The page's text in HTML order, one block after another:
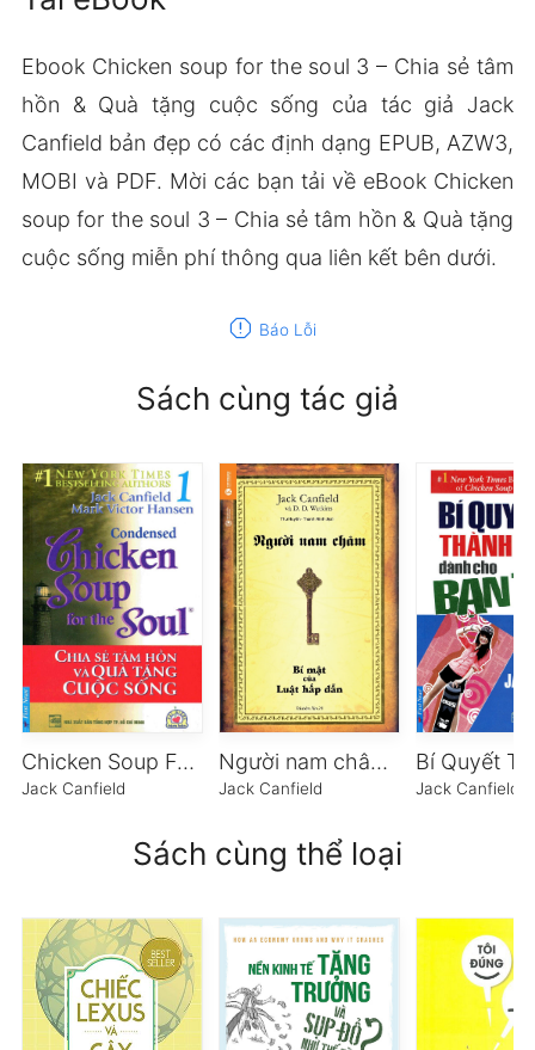
Ebook Chicken soup for the soul 3 – Chia sẻ tâm
hồn & Quà tặng cuộc sống của tác giả Jack
Canfield bản đẹp có các định dạng EPUB, AZW3,
MOBI và PDF. Mời các bạn tải về eBook Chicken
soup for the soul 3 – Chia sẻ tâm hồn & Quà tặng
cuộc sống miễn phí thông qua liên kết bên dưới.
report Báo Lỗi
Sách cùng tác giả
Chicken Soup For The Soul – Tập 1 – Chia Sẻ Tâm Hồn Và Quà Tặng Cuộc Sống
Jack Canfield
Người nam châm – Bí mật của luật hấp dẫn
Jack Canfield Jack Canfield
Sách cùng thể loại